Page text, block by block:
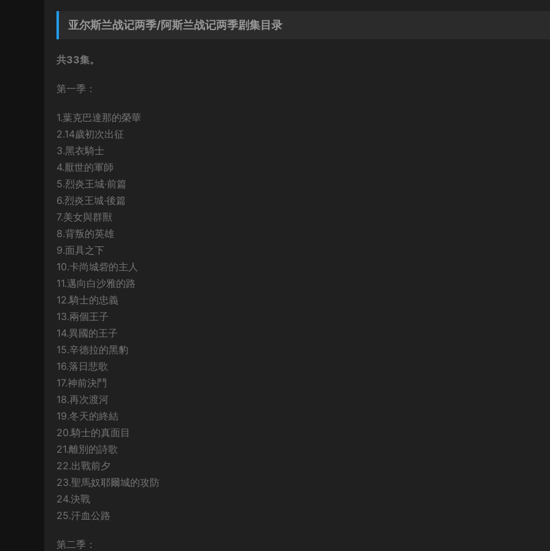
亚尔斯兰战记两季/阿斯兰战记两季剧集目录
共33集。
第一季：
1.葉克巴達那的榮華
2.14歲初次出征
3.黑衣騎士
4.厭世的軍師
5.烈炎王城·前篇
6.烈炎王城·後篇
7.美女與群獸
8.背叛的英雄
9.面具之下
10.卡尚城砦的主人
11.邁向白沙雅的路
12.騎士的忠義
13.兩個王子
14.異國的王子
15.辛德拉的黑豹
16.落日悲歌
17.神前決鬥
18.再次渡河
19.冬天的終結
20.騎士的真面目
21.離別的詩歌
22.出戰前夕
23.聖馬奴耶爾城的攻防
24.決戰
25.汗血公路
第二季：